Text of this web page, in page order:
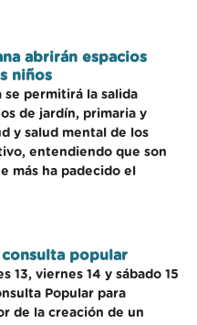
abrirán espacios
niños
se permitirá la salida
de jardín, primaria y
y salud mental de los
entendiendo que son
más ha padecido el
consulta popular
13, viernes 14 y sábado 15
Popular para
de la creación de un